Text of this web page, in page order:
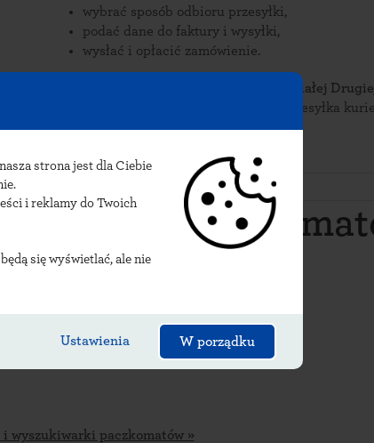
strona jest dla Ciebie
i reklamy do Twoich
się wyświetlać, ale nie
Ustawienia W porządku
wybrać sposób odbioru przesyłki,
podać dane do faktury i wysyłki,
wysłać i opłacić zamówienie.
Zamów pieczątki online i odbierz je w Białej
dostawy pieczątek do Białej Drugiej: przesyłka
lub paczkomat INPOST.
wyszukiwarki paczkomatów »